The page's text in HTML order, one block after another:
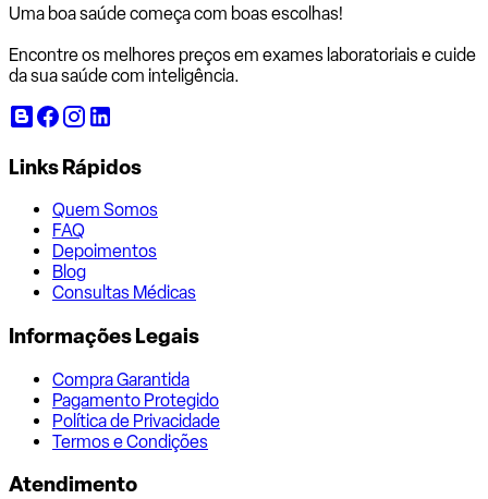
Uma boa saúde começa com boas escolhas!
Encontre os melhores preços em exames laboratoriais e cuide
da sua saúde com inteligência.
Links Rápidos
Quem Somos
FAQ
Depoimentos
Blog
Consultas Médicas
Informações Legais
Compra Garantida
Pagamento Protegido
Política de Privacidade
Termos e Condições
Atendimento